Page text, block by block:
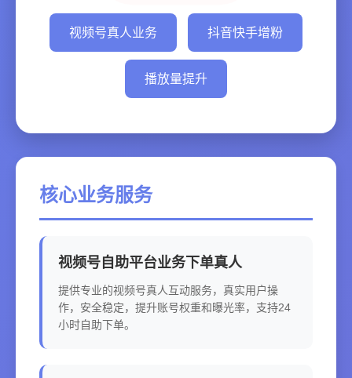
视频号真人业务 抖音快手增粉
播放量提升
核心业务服务
视频号自助平台业务下单真人
提供专业的视频号真人互动服务，真实用户操
作，安全稳定，提升账号权重和曝光率，支持24
小时自助下单。